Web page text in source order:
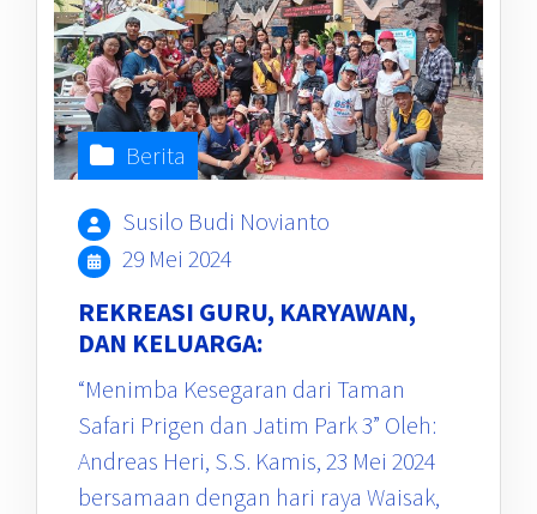
Berita
Susilo Budi Novianto
29 Mei 2024
REKREASI GURU, KARYAWAN,
DAN KELUARGA:
“Menimba Kesegaran dari Taman
Safari Prigen dan Jatim Park 3” Oleh:
Andreas Heri, S.S. Kamis, 23 Mei 2024
bersamaan dengan hari raya Waisak,